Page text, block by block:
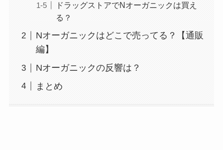
ドラッグストアでNオーガニックは買え
る？
Nオーガニックはどこで売ってる？【通販
編】
Nオーガニックの反響は？
まとめ